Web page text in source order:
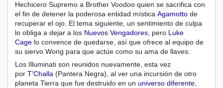
Hechicero Supremo a Brother Voodoo quien se sacrifica con
el fin de detener la poderosa entidad mística Agamotto de
recuperar el ojo. El tema siguiente, un sentimiento de culpa
lo obliga a dejar a los Nuevos Vengadores, pero Luke
Cage lo convence de quedarse, así que ofrece al equipo de
su siervo Wong para que actúe como su ama de llaves.
Los Illuminati son reunidos nuevamente, esta vez
por T'Challa (Pantera Negra), al ver una incursión de otro
planeta Tierra que fue destruido en un universo diferente,